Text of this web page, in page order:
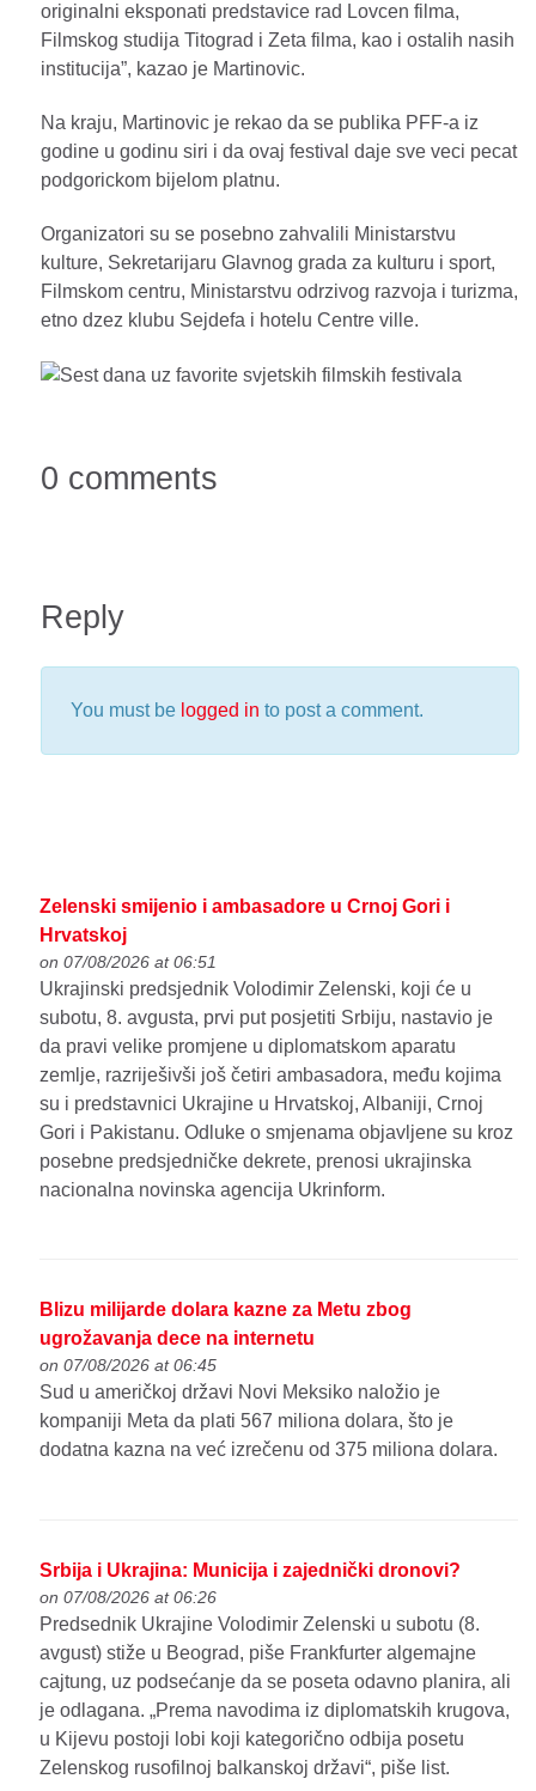
originalni eksponati predstavice rad Lovcen filma,
Filmskog studija Titograd i Zeta filma, kao i ostalih nasih
institucija”, kazao je Martinovic.
Na kraju, Martinovic je rekao da se publika PFF-a iz
godine u godinu siri i da ovaj festival daje sve veci pecat
podgorickom bijelom platnu.
Organizatori su se posebno zahvalili Ministarstvu
kulture, Sekretarijaru Glavnog grada za kulturu i sport,
Filmskom centru, Ministarstvu odrzivog razvoja i turizma,
etno dzez klubu Sejdefa i hotelu Centre ville.
0 comments
Reply
You must be logged in to post a comment.
Zelenski smijenio i ambasadore u Crnoj Gori i
Hrvatskoj
on 07/08/2026 at 06:51
Ukrajinski predsjednik Volodimir Zelenski, koji će u
subotu, 8. avgusta, prvi put posjetiti Srbiju, nastavio je
da pravi velike promjene u diplomatskom aparatu
zemlje, razriješivši još četiri ambasadora, među kojima
su i predstavnici Ukrajine u Hrvatskoj, Albaniji, Crnoj
Gori i Pakistanu. Odluke o smjenama objavljene su kroz
posebne predsjedničke dekrete, prenosi ukrajinska
nacionalna novinska agencija Ukrinform.
Blizu milijarde dolara kazne za Metu zbog
ugrožavanja dece na internetu
on 07/08/2026 at 06:45
Sud u američkoj državi Novi Meksiko naložio je
kompaniji Meta da plati 567 miliona dolara, što je
dodatna kazna na već izrečenu od 375 miliona dolara.
Srbija i Ukrajina: Municija i zajednički dronovi?
on 07/08/2026 at 06:26
Predsednik Ukrajine Volodimir Zelenski u subotu (8.
avgust) stiže u Beograd, piše Frankfurter algemajne
cajtung, uz podsećanje da se poseta odavno planira, ali
je odlagana. „Prema navodima iz diplomatskih krugova,
u Kijevu postoji lobi koji kategorično odbija posetu
Zelenskog rusofilnoj balkanskoj državi“, piše list.